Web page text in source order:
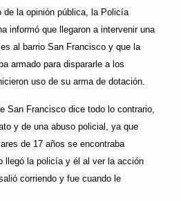
de la opinión pública, la Policía
informó que llegaron a intervenir una
al barrio San Francisco y que la
armado para dispararle a los
uso de su arma de dotación.
San Francisco dice todo lo contrario,
y de una abuso policial, ya que
de 17 años se encontraba
llegó la policía y él al ver la acción
corriendo y fue cuando le